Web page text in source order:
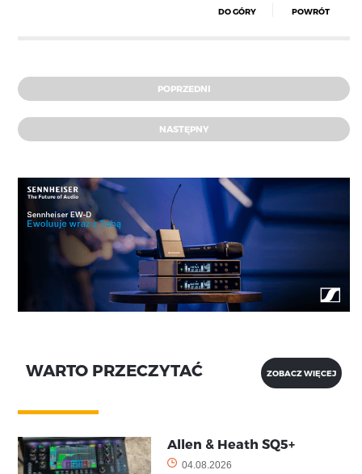
DO GÓRY POWRÓT
POPRZEDNI
NASTĘPNY
WARTO PRZECZYTAĆ ZOBACZ WIĘCEJ
Allen & Heath SQ5+
04.08.2026